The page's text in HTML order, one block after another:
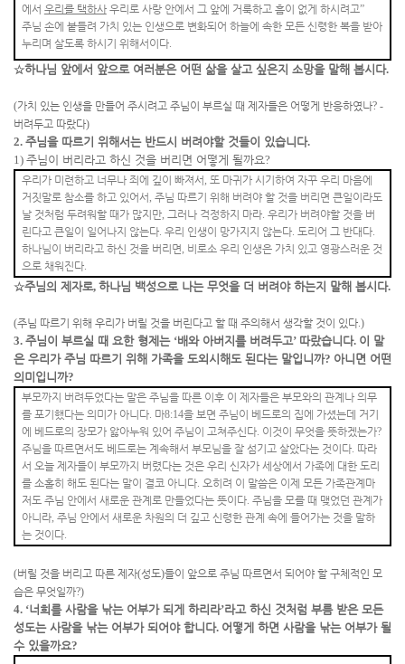
에서 우리를 택하사 우리로 사랑 안에서 그 앞에 거룩하고 흠이 없게 하시려고”
주님 손에 붙들려 가치 있는 인생으로 변화되어 하늘에 속한 모든 신령한 복을 받아
누리며 살도록 하시기 위해서이다.
☆하나님 앞에서 앞으로 여러분은 어떤 삶을 살고 싶은지 소망을 말해 봅시다.
(가치 있는 인생을 만들어 주시려고 주님이 부르실 때 제자들은 어떻게 반응하였나? -
버려두고 따랐다)
2. 주님을 따르기 위해서는 반드시 버려야할 것들이 있습니다.
1) 주님이 버리라고 하신 것을 버리면 어떻게 될까요?
우리가 미련하고 너무나 죄에 깊이 빠져서, 또 마귀가 시기하여 자꾸 우리 마음에
거짓말로 참소를 하고 있어서, 주님 따르기 위해 버려야 할 것을 버리면 큰일이라도
날 것처럼 두려워할 때가 많지만, 그러나 걱정하지 마라. 우리가 버려야할 것을 버
린다고 큰일이 일어나지 않는다. 우리 인생이 망가지지 않는다. 도리어 그 반대다.
하나님이 버리라고 하신 것을 버리면, 비로소 우리 인생은 가치 있고 영광스러운 것
으로 채워진다.
☆주님의 제자로, 하나님 백성으로 나는 무엇을 더 버려야 하는지 말해 봅시다.
(주님 따르기 위해 우리가 버릴 것을 버린다고 할 때 주의해서 생각할 것이 있다.)
3. 주님이 부르실 때 요한 형제는 ‘배와 아버지를 버려두고’ 따랐습니다. 이 말
은 우리가 주님 따르기 위해 가족을 도외시해도 된다는 말입니까? 아니면 어떤
의미입니까?
부모까지 버려두었다는 말은 주님을 따른 이후 이 제자들은 부모와의 관계나 의무
를 포기했다는 의미가 아니다. 마8:14을 보면 주님이 베드로의 집에 가셨는데 거기
에 베드로의 장모가 앓아누워 있어 주님이 고쳐주신다. 이것이 무엇을 뜻하겠는가?
주님을 따르면서도 베드로는 계속해서 부모님을 잘 섬기고 살았다는 것이다. 따라
서 오늘 제자들이 부모까지 버렸다는 것은 우리 신자가 세상에서 가족에 대한 도리
를 소홀히 해도 된다는 말이 결코 아니다. 오히려 이 말씀은 이제 모든 가족관계마
저도 주님 안에서 새로운 관계로 만들었다는 뜻이다. 주님을 모를 때 맺었던 관계가
아니라, 주님 안에서 새로운 차원의 더 깊고 신령한 관계 속에 들어가는 것을 말하
는 것이다.
(버릴 것을 버리고 따른 제자(성도)들이 앞으로 주님 따르면서 되어야 할 구체적인 모
습은 무엇일까?)
4. ‘너희를 사람을 낚는 어부가 되게 하리라’라고 하신 것처럼 부름 받은 모든
성도는 사람을 낚는 어부가 되어야 합니다. 어떻게 하면 사람을 낚는 어부가 될
수 있을까요?